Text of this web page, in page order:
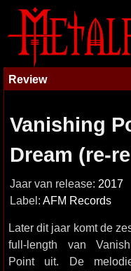
Review
Vanishing
Dream (re-
Jaar van release: 2017
Label: AFM Records
Later dit jaar komt de
full-length van
Point uit. De